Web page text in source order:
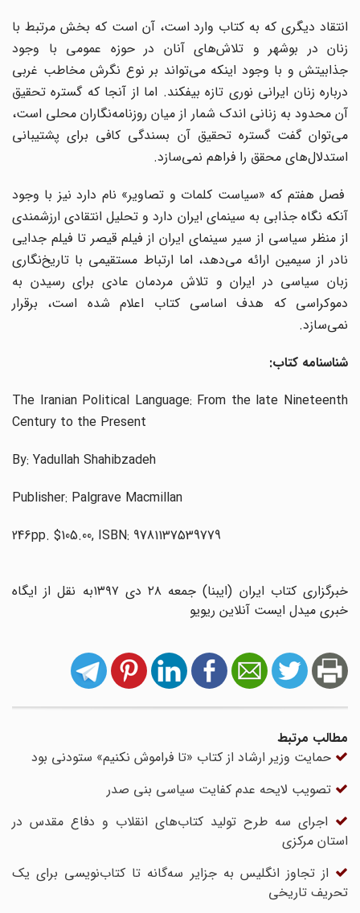
انتقاد دیگری که به کتاب وارد است، آن است که بخش مرتبط با
زنان در بوشهر و تلاش‌های آنان در حوزه عمومی با وجود
جذابیتش و با وجود اینکه می‌تواند بر نوع نگرش مخاطب غربی
درباره زنان ایرانی نوری تازه بیفکند. اما از آنجا که گستره تحقیق
آن محدود به زنانی اندک شمار از میان روزنامه‌نگاران محلی است،
می‌توان گفت گستره تحقیق آن بسندگی کافی برای پشتیبانی
استدلال‌های محقق را فراهم نمی‌سازد.
فصل هفتم که «سیاست کلمات و تصاویر» نام دارد نیز با وجود
آنکه نگاه جذابی به سینمای ایران دارد و تحلیل انتقادی ارزشمندی
از منظر سیاسی از سیر سینمای ایران از فیلم قیصر تا فیلم جدایی
نادر از سیمین ارائه می‌دهد، اما ارتباط مستقیمی با تاریخ‌نگاری
زبان سیاسی در ایران و تلاش مردمان عادی برای رسیدن به
دموکراسی که هدف اساسی کتاب اعلام شده است، برقرار
نمی‌سازد.
شناسنامه کتاب:
The Iranian Political Language: From the late Nineteenth
Century to the Present
By: Yadullah Shahibzadeh
Publisher: Palgrave Macmillan
246pp. $105.00, ISBN: 9781137539779
خبرگزاری کتاب ایران (ایبنا) جمعه ۲۸ دی ۱۳۹۷به نقل از ایگاه
خبری میدل‌ ایست آنلاین ریویو
مطالب مرتبط
حمایت وزیر ارشاد از کتاب «تا فراموش نکنیم» ستودنی بود
تصویب لایحه عدم کفایت سیاسی بنی صدر
اجرای سه طرح تولید کتاب‌های انقلاب و دفاع مقدس در
استان مرکزی
از تجاوز انگلیس به جزایر سه‌گانه تا کتاب‌نویسی برای یک
تحریف تاریخی